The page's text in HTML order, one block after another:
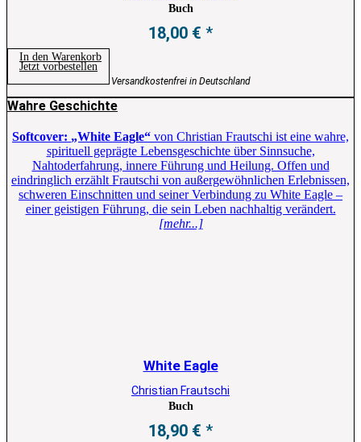
Buch
18,00 €
Jetzt vorbestellen
In den Warenkorb
Versandkostenfrei in Deutschland
Wahre Geschichte
Softcover: „White Eagle“ von Christian Frautschi ist eine wahre,
spirituell geprägte Lebensgeschichte über Sinnsuche,
Nahtoderfahrung, innere Führung und Heilung. Offen und
eindringlich erzählt Frautschi von außergewöhnlichen Erlebnissen,
schweren Einschnitten und seiner Verbindung zu White Eagle –
einer geistigen Führung, die sein Leben nachhaltig verändert.
[mehr...]
White Eagle
Christian Frautschi
Buch
18,90 €